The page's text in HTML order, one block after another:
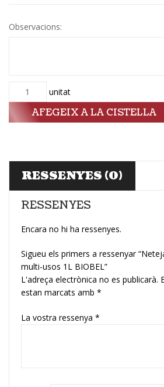
Observacions:
Quantitat unitat
AFEGEIX A LA CISTELLA
RESSENYES (0)
RESSENYES
Encara no hi ha ressenyes.
Sigueu els primers a ressenyar
multi-usos 1L BIOBEL”
L'adreça electrònica no es publicarà.
estan marcats amb *
La vostra ressenya *